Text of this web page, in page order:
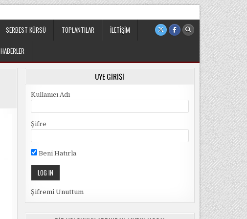
SERBEST KÜRSÜ TOPLANTILAR İLETIŞIM
HABERLER
ÜYE GIRIŞI
Kullanıcı Adı
Şifre
Beni Hatırla
Şifremi Unuttum